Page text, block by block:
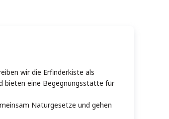
wir die Erfinderkiste als
bieten eine Begegnungsstätte für
Naturgesetze und gehen